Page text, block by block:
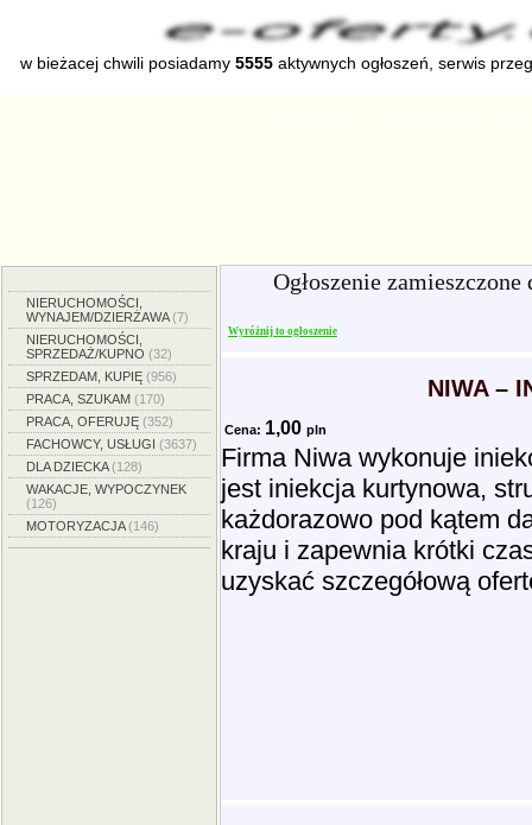
w bieżacej chwili posiadamy5555 aktywnych ogłoszeń, serwis
NIERUCHOMOŚCI,
WYNAJEM/DZIERŻAWA(7)
NIERUCHOMOŚCI,
SPRZEDAŻ/KUPNO (32)
SPRZEDAM, KUPIĘ (956)
PRACA, SZUKAM (170)
PRACA, OFERUJĘ (352)
FACHOWCY, USŁUGI (3637)
DLA DZIECKA(128)
WAKACJE, WYPOCZYNEK
(126)
MOTORYZACJA(146)
Ogłoszenie
Wyróżnij to ogłoszenie
NIWA –
Cena: 1,00 pln
Firma Niwa wykonuje
jest iniekcja kurtynowa,
każdorazowo pod kątem
kraju i zapewnia krótki
uzyskać szczegółową